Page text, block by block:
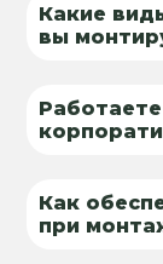
Какие
вы
Как
при